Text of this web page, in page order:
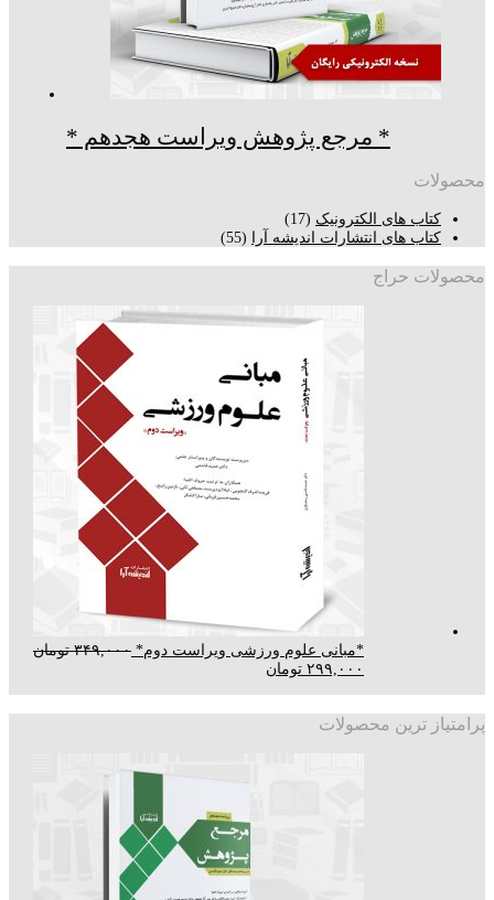
* مرجع پژوهش ویراست هجدهم *
محصولات
کتاب های الکترونیک (17)
کتاب های انتشارات اندیشه آرا
(55)
محصولات حراج
*مبانی علوم ورزشی ویراست دوم* ۳۴۹,۰۰۰ تومان
۲۹۹,۰۰۰ تومان
پرامتیاز ترین محصولات